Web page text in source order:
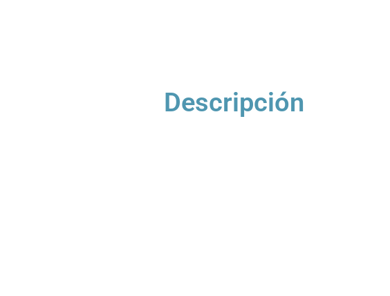
Descripción